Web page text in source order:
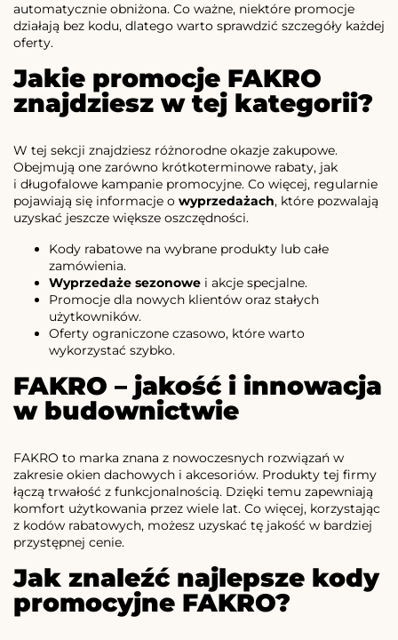
automatycznie obniżona. Co ważne, niektóre promocje
działają bez kodu, dlatego warto sprawdzić szczegóły każdej
oferty.
Jakie promocje FAKRO
znajdziesz w tej kategorii?
W tej sekcji znajdziesz różnorodne okazje zakupowe.
Obejmują one zarówno krótkoterminowe rabaty, jak
i długofalowe kampanie promocyjne. Co więcej, regularnie
pojawiają się informacje o wyprzedażach, które pozwalają
uzyskać jeszcze większe oszczędności.
Kody rabatowe na wybrane produkty lub całe
zamówienia.
Wyprzedaże sezonowe i akcje specjalne.
Promocje dla nowych klientów oraz stałych
użytkowników.
Oferty ograniczone czasowo, które warto
wykorzystać szybko.
FAKRO – jakość i innowacja
w budownictwie
FAKRO to marka znana z nowoczesnych rozwiązań w
zakresie okien dachowych i akcesoriów. Produkty tej firmy
łączą trwałość z funkcjonalnością. Dzięki temu zapewniają
komfort użytkowania przez wiele lat. Co więcej, korzystając
z kodów rabatowych, możesz uzyskać tę jakość w bardziej
przystępnej cenie.
Jak znaleźć najlepsze kody
promocyjne FAKRO?